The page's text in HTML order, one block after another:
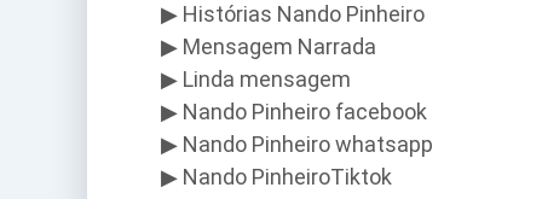
▶ Histórias Nando Pinheiro
▶ Mensagem Narrada
▶ Linda mensagem
▶ Nando Pinheiro facebook
▶ Nando Pinheiro whatsapp
▶ Nando PinheiroTiktok